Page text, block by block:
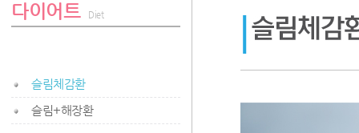
다이어트 Diet
슬림체감환
슬림+해장환